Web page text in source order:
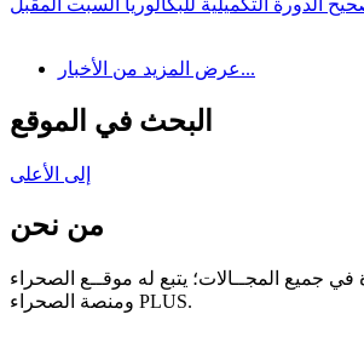
عرض المزيد من الأخبار...
البحث في الموقع
إلى الأعلى
من نحن
في جميع المجــالات؛ يتبع له موقــع الصحراء
ومنصة الصحراء PLUS.